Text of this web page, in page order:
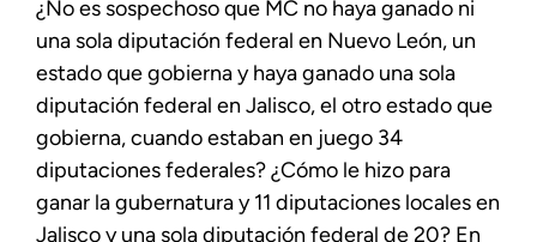
¿No es sospechoso que MC no haya ganado ni
una sola diputación federal en Nuevo León, un
estado que gobierna y haya ganado una sola
diputación federal en Jalisco, el otro estado que
gobierna, cuando estaban en juego 34
diputaciones federales? ¿Cómo le hizo para
ganar la gubernatura y 11 diputaciones locales en
Jalisco y una sola diputación federal de 20? En